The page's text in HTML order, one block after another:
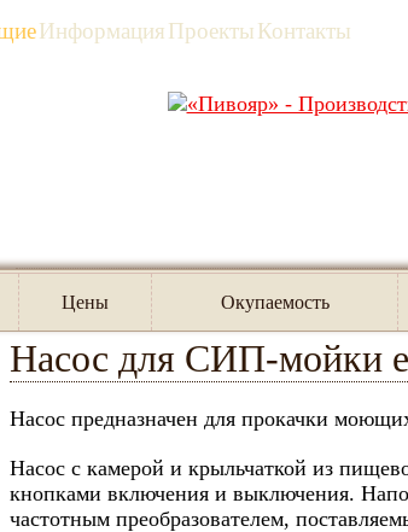
ИнформацияПроектыКонтакты
Главная Комплектующие Мобильный
Насос для СИП-мойки
Насос предназначен для прокачки
Насос с камерой и крыльчаткой из
кнопками включения и выключения.
частотным преобразователем,
Цены Окупаемость